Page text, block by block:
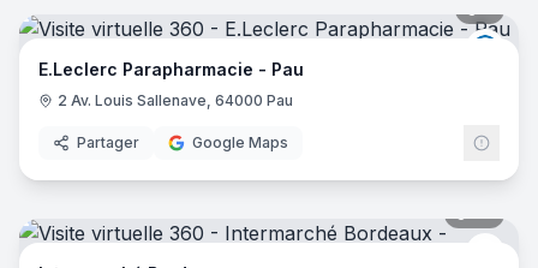
E.Leclerc Parapharmacie - Pau
2 Av. Louis Sallenave, 64000 Pau
Partager Google Maps